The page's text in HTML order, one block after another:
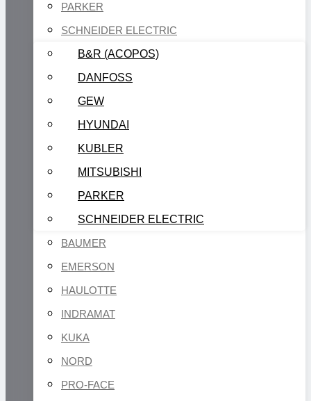
PARKER
SCHNEIDER ELECTRIC
B&R (ACOPOS)
DANFOSS
GEW
HYUNDAI
KUBLER
MITSUBISHI
PARKER
SCHNEIDER ELECTRIC
BAUMER
EMERSON
HAULOTTE
INDRAMAT
KUKA
NORD
PRO-FACE